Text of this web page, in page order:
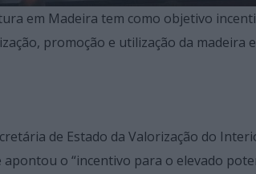
em Madeira tem como objetivo
promoção e utilização da madeira
de Estado da Valorização do
o “incentivo para o elevado